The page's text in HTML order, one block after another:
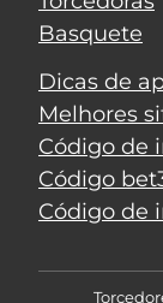
Basquete
Dicas de
Melhores
Código de
Código
Código de